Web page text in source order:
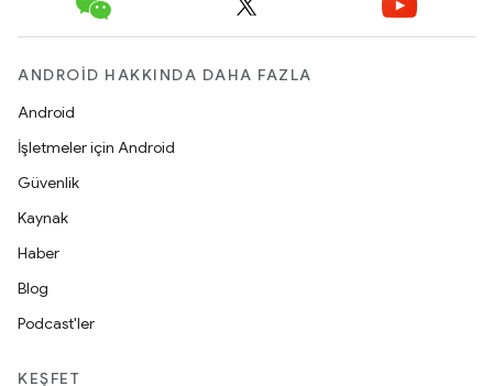
ANDROID HAKKINDA DAHA FAZLA
Android
İşletmeler için Android
Güvenlik
Kaynak
Haber
Blog
Podcast'ler
KEŞFET